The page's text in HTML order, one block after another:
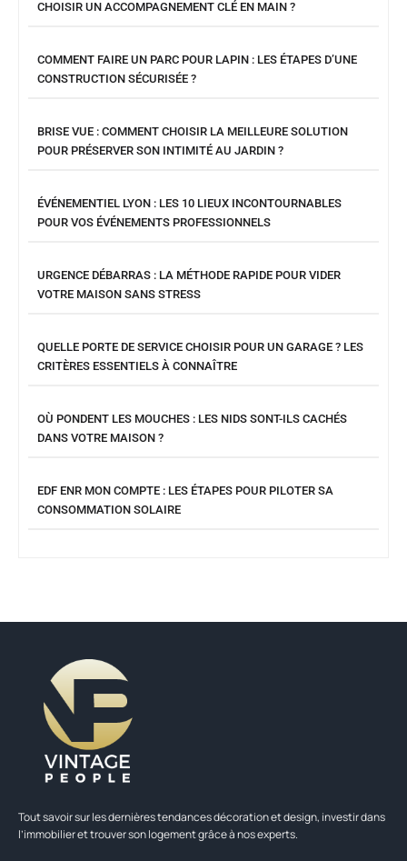
CHOISIR UN ACCOMPAGNEMENT CLÉ EN MAIN ?
COMMENT FAIRE UN PARC POUR LAPIN : LES ÉTAPES D’UNE
CONSTRUCTION SÉCURISÉE ?
BRISE VUE : COMMENT CHOISIR LA MEILLEURE SOLUTION
POUR PRÉSERVER SON INTIMITÉ AU JARDIN ?
ÉVÉNEMENTIEL LYON : LES 10 LIEUX INCONTOURNABLES
POUR VOS ÉVÉNEMENTS PROFESSIONNELS
URGENCE DÉBARRAS : LA MÉTHODE RAPIDE POUR VIDER
VOTRE MAISON SANS STRESS
QUELLE PORTE DE SERVICE CHOISIR POUR UN GARAGE ? LES
CRITÈRES ESSENTIELS À CONNAÎTRE
OÙ PONDENT LES MOUCHES : LES NIDS SONT-ILS CACHÉS
DANS VOTRE MAISON ?
EDF ENR MON COMPTE : LES ÉTAPES POUR PILOTER SA
CONSOMMATION SOLAIRE
Tout savoir sur les dernières tendances décoration et design, investir dans
l’immobilier et trouver son logement grâce à nos experts.